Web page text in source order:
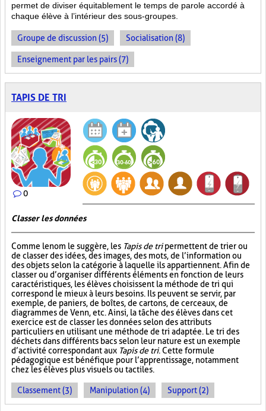
permet de diviser équitablement le temps de parole accordé à
chaque élève à l’intérieur des sous-groupes.
Groupe de discussion (5) Socialisation (8)
Enseignement par les pairs (7)
TAPIS DE TRI
0
Classer les données
Comme le nom le suggère, les Tapis de tripermettent de trier ou
de classer des idées, des images, des mots, de l’information ou
des objets selon la catégorie à laquelle ils appartiennent. Afin de
classer ou d’organiser différents éléments en fonction de leurs
caractéristiques, les élèves choisissent la méthode de tri qui
correspond le mieux à leurs besoins. Ils peuvent se servir, par
exemple, de paniers, de boîtes, de cartons, de cerceaux, de
diagrammes de Venn, etc. Ainsi, la tâche des élèves dans cet
exercice est de classer les données selon des attributs
particuliers en utilisant une méthode de tri adaptée. Le tri des
déchets dans différents bacs selon leur nature est un exemple
d’activité correspondant aux Tapis de tri. Cette formule
pédagogique est bénéfique pour l’apprentissage, notamment
chez les élèves plus visuels ou tactiles.
Classement (3) Manipulation (4) Support (2)